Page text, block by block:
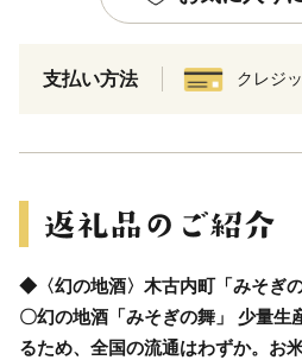
支払い方法 クレジ
◆〈幻の地酒〉木古内町「みそぎの
〇幻の地酒「みそぎの舞」 少量生
るため、全国の流通はわずか。お